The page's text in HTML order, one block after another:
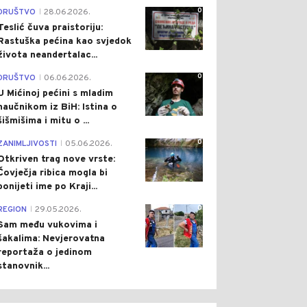
0
28.06.2026.
čuva praistoriju:
pećina kao svjedok
neandertalac...
0
06.06.2026.
Mićinoj pećini s mladim
iz BiH: Istina o
i mitu o ...
0
05.06.2026.
trag nove vrste:
ribica mogla bi
ime po Kraji...
0
29.05.2026.
među vukovima i
Nevjerovatna
o jedinom